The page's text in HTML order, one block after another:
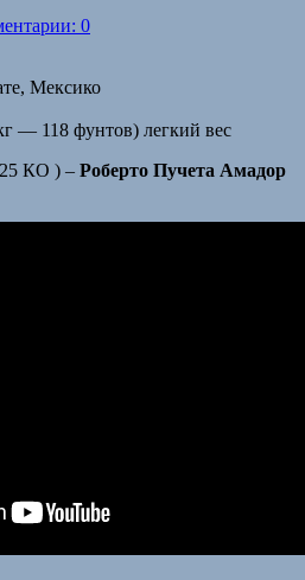
0
Мексико
— 118 фунтов) легкий вес
КО ) – Роберто Пучета Амадор